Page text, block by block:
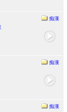
痴漢
痴漢
痴漢